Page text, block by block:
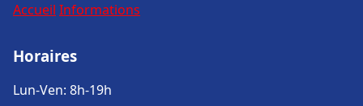
Accueil Informations
Horaires
Lun-Ven: 8h-19h